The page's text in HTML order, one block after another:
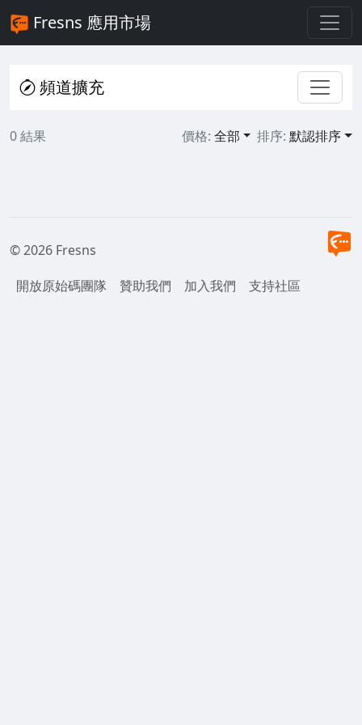
Fresns 應用市場
頻道擴充
0 結果 價格: 全部 排序:默認排序
© 2026 Fresns
開放原始碼團隊
贊助我們 加入我們 支持社區